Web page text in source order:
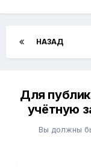
НАЗАД
Для
учётную
Вы должны